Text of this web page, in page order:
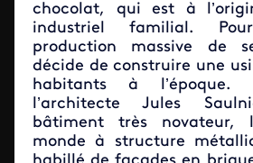
chocolat, qui est à
industriel familial.
production massive de
décide de construire une
habitants à l’époque.
l’architecte Jules
bâtiment très novateur,
monde à structure